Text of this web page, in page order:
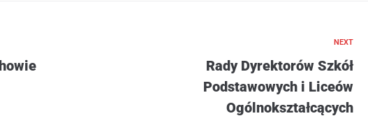
NEXT
Rady Dyrektorów Szkół
Podstawowych i Liceów
Ogólnokształcących